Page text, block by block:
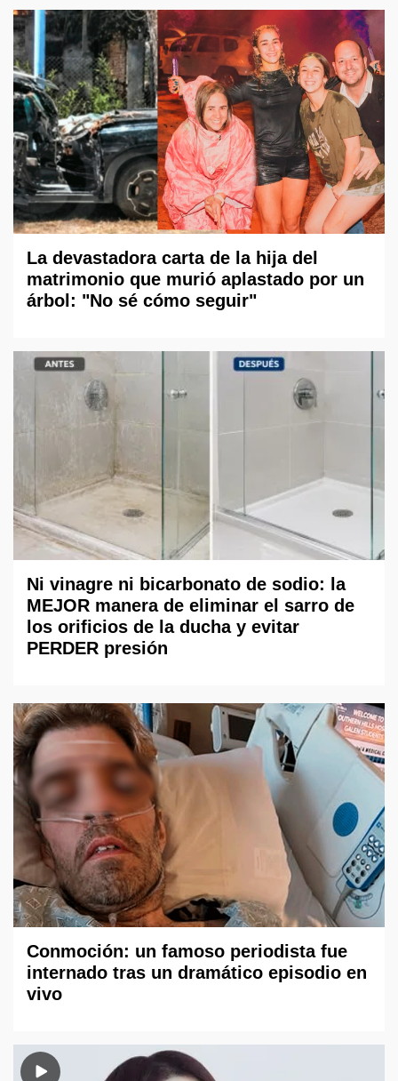
La devastadora carta de la hija del
matrimonio que murió aplastado por un
árbol: "No sé cómo seguir"
Ni vinagre ni bicarbonato de sodio: la
MEJOR manera de eliminar el sarro de
los orificios de la ducha y evitar
PERDER presión
Conmoción: un famoso periodista fue
internado tras un dramático episodio en
vivo